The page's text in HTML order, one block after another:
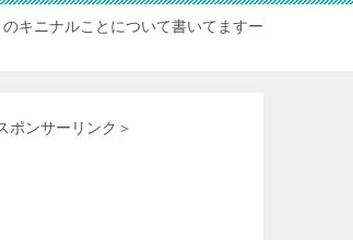
キニナルことについて書いてますー
ポンサーリンク＞